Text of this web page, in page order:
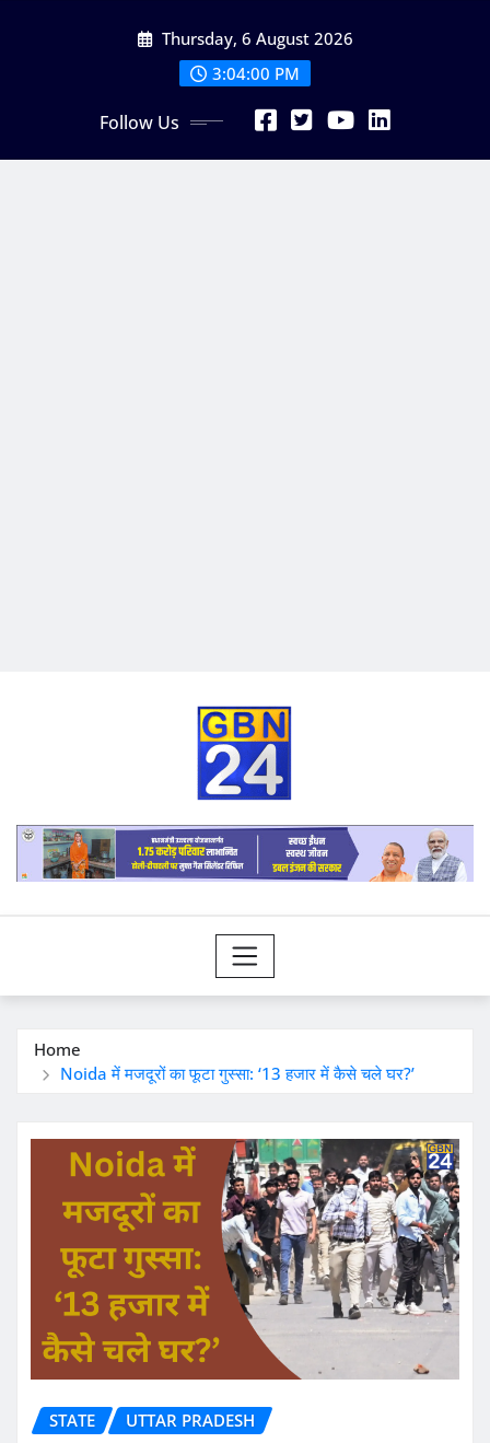
Thursday, 6 August 2026
3:04:01 PM
Follow Us
Home
Noida में मजदूरों का फूटा गुस्सा: ‘13 हजार में कैसे चले घर?’
STATE UTTAR PRADESH